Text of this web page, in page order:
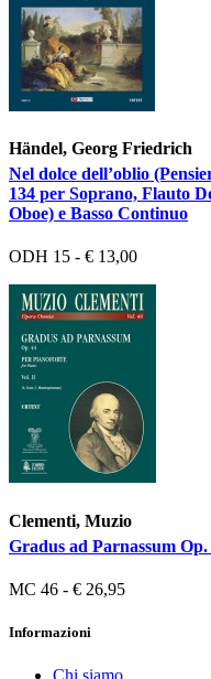
Händel, Georg Friedrich
Nel dolce dell’oblio
134 per Soprano, Flauto
Oboe) e Basso Continuo
ODH 15 - € 13,00
Clementi, Muzio
Gradus ad Parnassum
MC 46 - € 26,95
Informazioni